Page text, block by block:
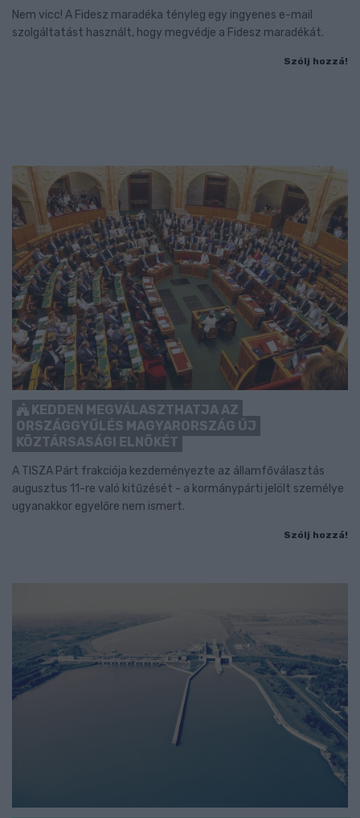
Nem vicc! A Fidesz maradéka tényleg egy ingyenes e-mail
szolgáltatást használt, hogy megvédje a Fidesz maradékát.
Szólj hozzá!
KEDDEN MEGVÁLASZTHATJA AZ
ORSZÁGGYŰLÉS MAGYARORSZÁG ÚJ
KÖZTÁRSASÁGI ELNÖKÉT
A TISZA Párt frakciója kezdeményezte az államfőválasztás
augusztus 11-re való kitűzését - a kormánypárti jelölt személye
ugyanakkor egyelőre nem ismert.
Szólj hozzá!